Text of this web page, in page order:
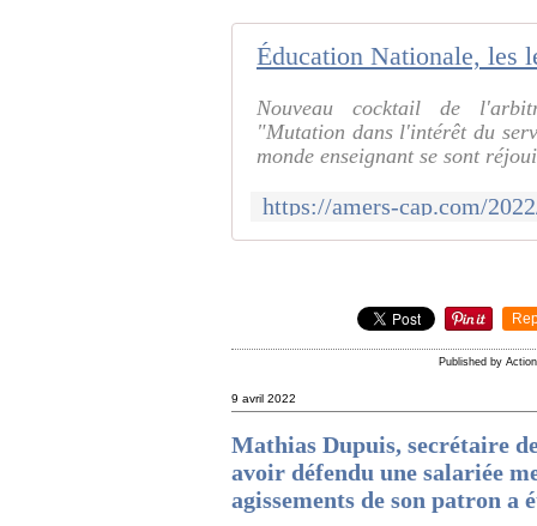
Nouveau cocktail de
"Mutation dans l'intérêt du
monde enseignant se sont
Published by
9 avril 2022
Mathias Dupuis, secrétaire
avoir défendu une salariée
agissements de son patron a